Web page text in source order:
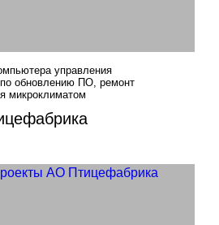
управления
обновлению ПО, ремонт
микроклиматом